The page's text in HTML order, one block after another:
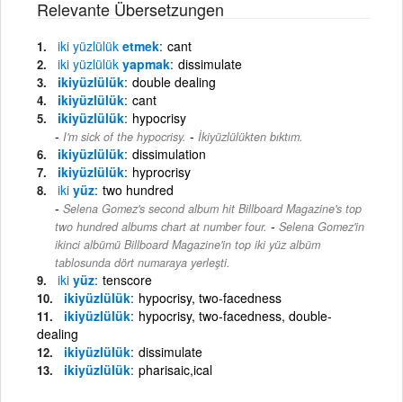
Relevante Übersetzungen
iki yüzlülük etmek cant
iki yüzlülük yapmak dissimulate
ikiyüzlülük double dealing
ikiyüzlülük cant
ikiyüzlülük hypocrisy
I'm sick of the hypocrisy. - İkiyüzlülükten bıktım.
ikiyüzlülük dissimulation
ikiyüzlülük hyprocrisy
iki yüz two hundred
Selena Gomez's second album hit Billboard Magazine's top
two hundred albums chart at number four. - Selena Gomez'in
ikinci albümü Billboard Magazine'in top iki yüz albüm
tablosunda dört numaraya yerleşti.
iki yüz tenscore
ikiyüzlülük hypocrisy, two-facedness
ikiyüzlülük hypocrisy, two-facedness, double-
dealing
ikiyüzlülük dissimulate
ikiyüzlülük pharisaic,ical